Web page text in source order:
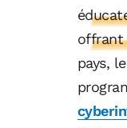
offrant
pays,